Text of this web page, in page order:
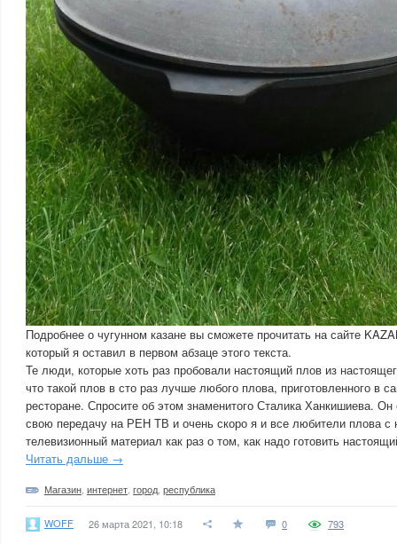
Подробнее о чугунном казане вы сможете прочитать на сайте
который я оставил в первом абзаце этого текста.
Те люди, которые хоть раз пробовали настоящий плов из
что такой плов в сто раз лучше любого плова, приготовленного в
ресторане. Спросите об этом знаменитого Сталика Ханкишиева. Он
свою передачу на РЕН ТВ и очень скоро я и все любители плова с
телевизионный материал как раз о том, как надо готовить
Читать дальше →
Магазин интернет город республика
WOFF 26 марта 2021, 10:18 0 793